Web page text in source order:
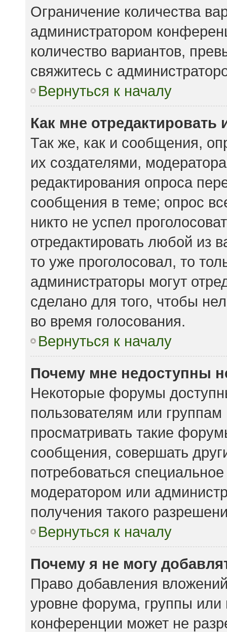
Ограничение количества
администратором
количество вариантов,
свяжитесь с
Вернуться к началу
Как мне отредактировать
Так же, как и сообщения,
их создателями,
редактирования опроса
сообщения в теме; опрос
никто не успел
отредактировать любой из
то уже проголосовал, то
администраторы могут
сделано для того, чтобы
во время голосования.
Вернуться к началу
Почему мне недоступны
Некоторые форумы
пользователям или
просматривать такие
сообщения, совершать
потребоваться
модератором или
получения такого
Вернуться к началу
Почему я не могу
Право добавления
уровне форума, группы или
конференции может не